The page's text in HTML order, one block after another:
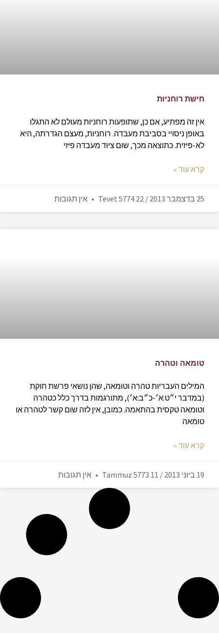
חישת רוחניות
אין זה מפתיע, אם כן, שתופעות רוחניות מעולם לא התגלו
באופן ניסויי בסביבת מעבדה. רוחניות, מעצם הגדרתה, היא
לא-פיזית. כתוצאה מכך, שום ציוד מעבדה פיזי
קרא עוד »
25 בדצמבר 2013 / 22 Tevet 5774 אין תגובות
טומאה וטהרה
המילים העבריות טהרה וטומאה, שהן נושאי פרשת חוקת
(במדבר י״ט:א׳-כ״ב:א׳), מתורגמות בדרך כלל כטהרה
וטומאה טקסית בהתאמה. כמובן, אין לזה שום קשר לטהרה או
טומאה
קרא עוד »
19 ביוני 2013 / 11 Tammuz 5773 אין תגובות